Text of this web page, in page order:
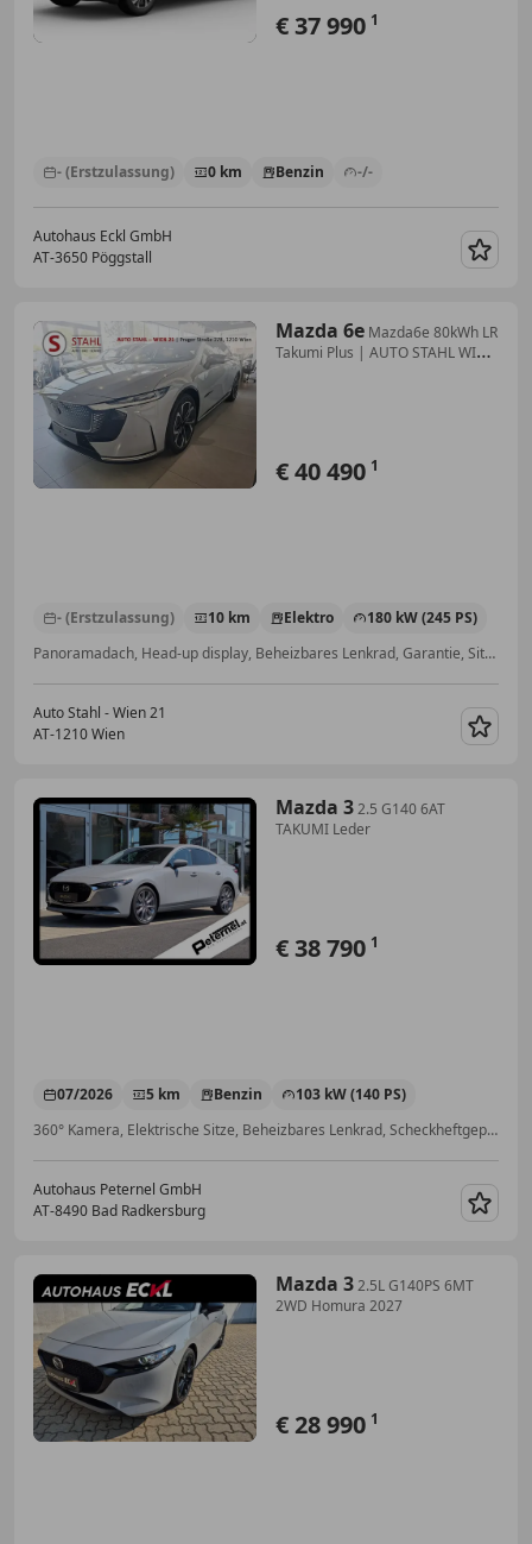
€ 37 990 1
- (Erstzulassung) 0 km Benzin -/-
Autohaus Eckl GmbH
AT-3650 Pöggstall
Mazda 6e Mazda6e 80kWh LR
Takumi Plus | AUTO STAHL WIEN
€ 40 490 1
- (Erstzulassung) 10 km Elektro
180 kW (245 PS)
Panoramadach, Head-up display, Beheizbares Lenkrad, Garantie, Sitzheizung, Reifendruckkontrollsystem, Elektrische Sitze, Soundsystem
Auto Stahl - Wien 21
AT-1210 Wien
Mazda 32.5 G140 6AT
TAKUMI Leder
€ 38 790 1
07/2026 5 km Benzin
103 kW (140 PS)
360° Kamera, Elektrische Sitze, Beheizbares Lenkrad, Scheckheftgepflegt, Pannenkit, Schaltwippen, Induktionsladen für Smartphones, Sitzheizung
Autohaus Peternel GmbH
AT-8490 Bad Radkersburg
Mazda 32.5L G140PS 6MT
2WD Homura 2027
€ 28 990 1